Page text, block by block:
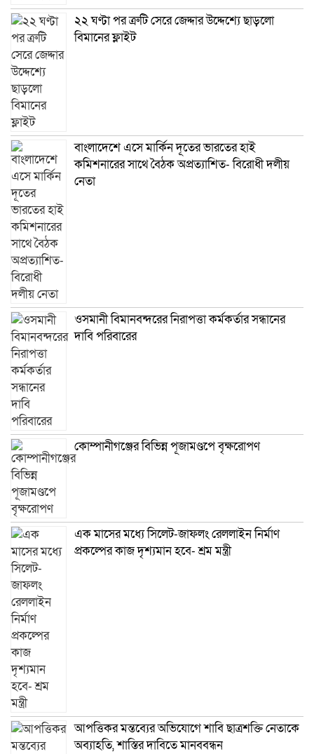
২২ ঘণ্টা পর ত্রুটি সেরে জেদ্দার উদ্দেশ্যে ছাড়লো
বিমানের ফ্লাইট
বাংলাদেশে এসে মার্কিন দূতের ভারতের হাই
কমিশনারের সাথে বৈঠক অপ্রত্যাশিত- বিরোধী দলীয়
নেতা
ওসমানী বিমানবন্দরের নিরাপত্তা কর্মকর্তার সন্ধানের
দাবি পরিবারের
কোম্পানীগঞ্জের বিভিন্ন পূজামণ্ডপে বৃক্ষরোপণ
এক মাসের মধ্যে সিলেট-জাফলং রেললাইন নির্মাণ
প্রকল্পের কাজ দৃশ্যমান হবে- শ্রম মন্ত্রী
আপত্তিকর মন্তব্যের অভিযোগে শাবি ছাত্রশক্তি নেতাকে
অব্যাহতি, শাস্তির দাবিতে মানববন্ধন